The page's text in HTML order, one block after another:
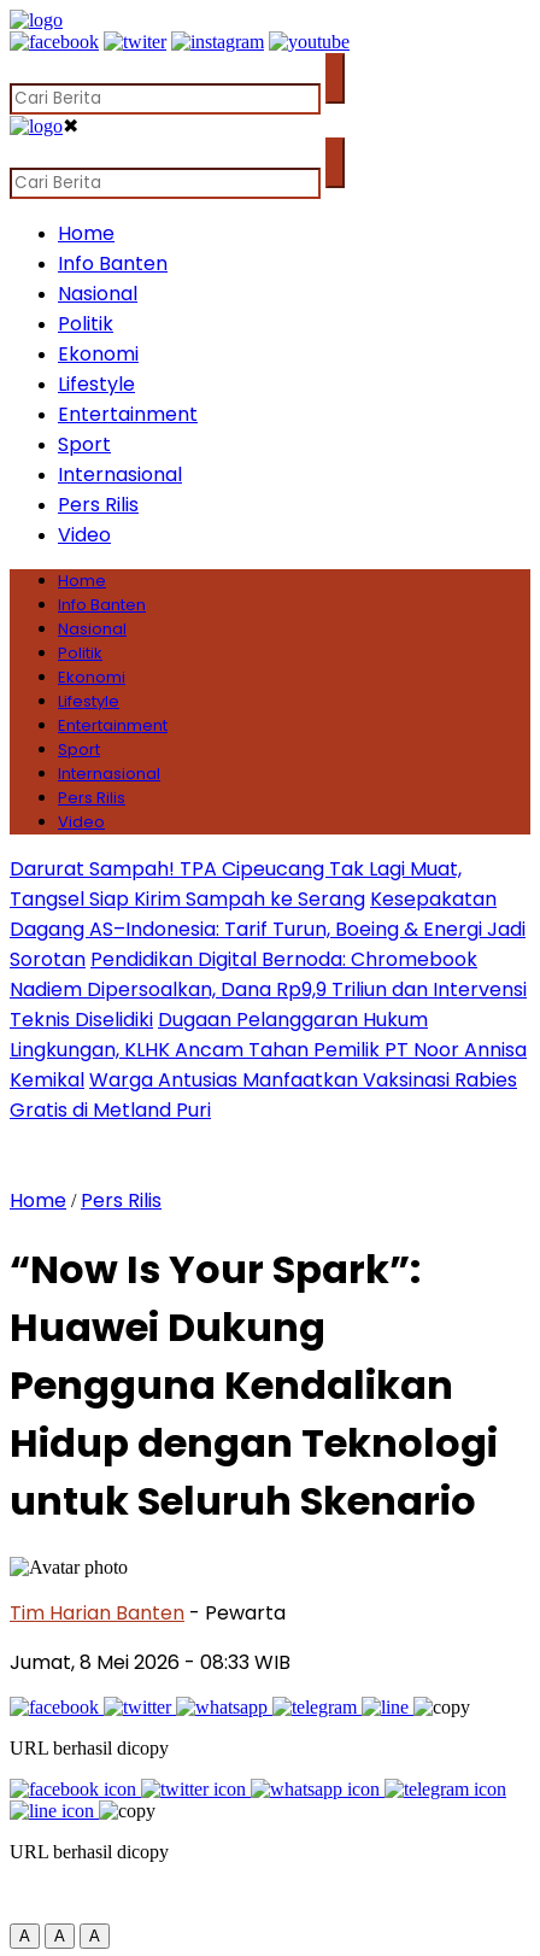
✖
Home
Info Banten
Nasional
Politik
Ekonomi
Lifestyle
Entertainment
Sport
Internasional
Pers Rilis
Video
Home
Info Banten
Nasional
Politik
Ekonomi
Lifestyle
Entertainment
Sport
Internasional
Pers Rilis
Video
Darurat Sampah! TPA Cipeucang Tak Lagi Muat,
Tangsel Siap Kirim Sampah ke Serang Kesepakatan
Dagang AS–Indonesia: Tarif Turun, Boeing & Energi Jadi
Sorotan Pendidikan Digital Bernoda: Chromebook
Nadiem Dipersoalkan, Dana Rp9,9 Triliun dan Intervensi
Teknis Diselidiki Dugaan Pelanggaran Hukum
Lingkungan, KLHK Ancam Tahan Pemilik PT Noor Annisa
KemikalWarga Antusias Manfaatkan Vaksinasi Rabies
Gratis di Metland Puri
Home / Pers Rilis
“Now Is Your Spark”:
Huawei Dukung
Pengguna Kendalikan
Hidup dengan Teknologi
untuk Seluruh Skenario
Tim Harian Banten - Pewarta
Jumat, 8 Mei 2026 - 08:33 WIB
URL berhasil dicopy
URL berhasil dicopy
A A A